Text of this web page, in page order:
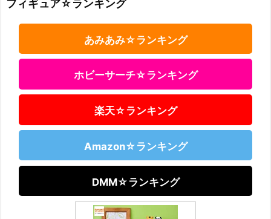
フィギュア☆ランキング
あみあみ☆ランキング
ホビーサーチ☆ランキング
楽天☆ランキング
Amazon☆ランキング
DMM☆ランキング